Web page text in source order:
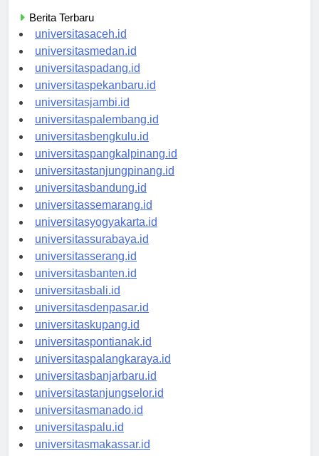
Berita Terbaru
universitasaceh.id
universitasmedan.id
universitaspadang.id
universitaspekanbaru.id
universitasjambi.id
universitaspalembang.id
universitasbengkulu.id
universitaspangkalpinang.id
universitastanjungpinang.id
universitasbandung.id
universitassemarang.id
universitasyogyakarta.id
universitassurabaya.id
universitasserang.id
universitasbanten.id
universitasbali.id
universitasdenpasar.id
universitaskupang.id
universitaspontianak.id
universitaspalangkaraya.id
universitasbanjarbaru.id
universitastanjungselor.id
universitasmanado.id
universitaspalu.id